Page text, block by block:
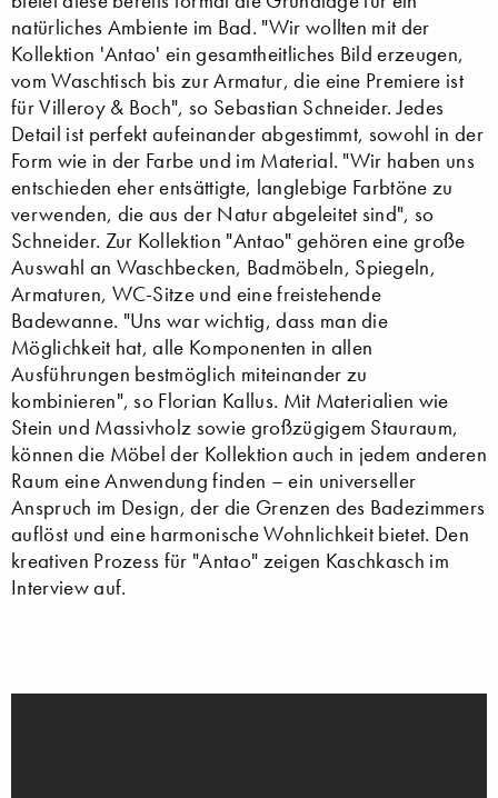
natürliches Ambiente im Bad. "Wir wollten mit der
Kollektion 'Antao' ein gesamtheitliches Bild erzeugen,
vom Waschtisch bis zur Armatur, die eine Premiere ist
für Villeroy & Boch", so Sebastian Schneider. Jedes
Detail ist perfekt aufeinander abgestimmt, sowohl in der
Form wie in der Farbe und im Material. "Wir haben uns
entschieden eher entsättigte, langlebige Farbtöne zu
verwenden, die aus der Natur abgeleitet sind", so
Schneider. Zur Kollektion "Antao" gehören eine große
Auswahl an Waschbecken, Badmöbeln, Spiegeln,
Armaturen, WC-Sitze und eine freistehende
Badewanne. "Uns war wichtig, dass man die
Möglichkeit hat, alle Komponenten in allen
Ausführungen bestmöglich miteinander zu
kombinieren", so Florian Kallus. Mit Materialien wie
Stein und Massivholz sowie großzügigem Stauraum,
können die Möbel der Kollektion auch in jedem anderen
Raum eine Anwendung finden – ein universeller
Anspruch im Design, der die Grenzen des Badezimmers
auflöst und eine harmonische Wohnlichkeit bietet. Den
kreativen Prozess für "Antao" zeigen Kaschkasch im
Interview auf.